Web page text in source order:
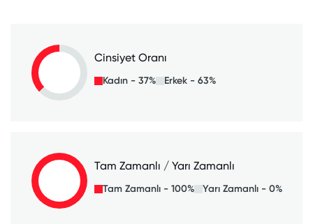
Cinsiyet Oranı
Kadın - 37% Erkek - 63%
Tam Zamanlı / Yarı Zamanlı
Tam Zamanlı - 100% Yarı Zamanlı - 0%